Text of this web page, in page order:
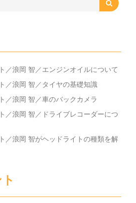
／浪岡 智／エンジンオイルについて
／浪岡 智／タイヤの基礎知識
／浪岡 智／車のバックカメラ
／浪岡 智／ドライブレコーダーにつ
／浪岡 智がヘッドライトの種類を解